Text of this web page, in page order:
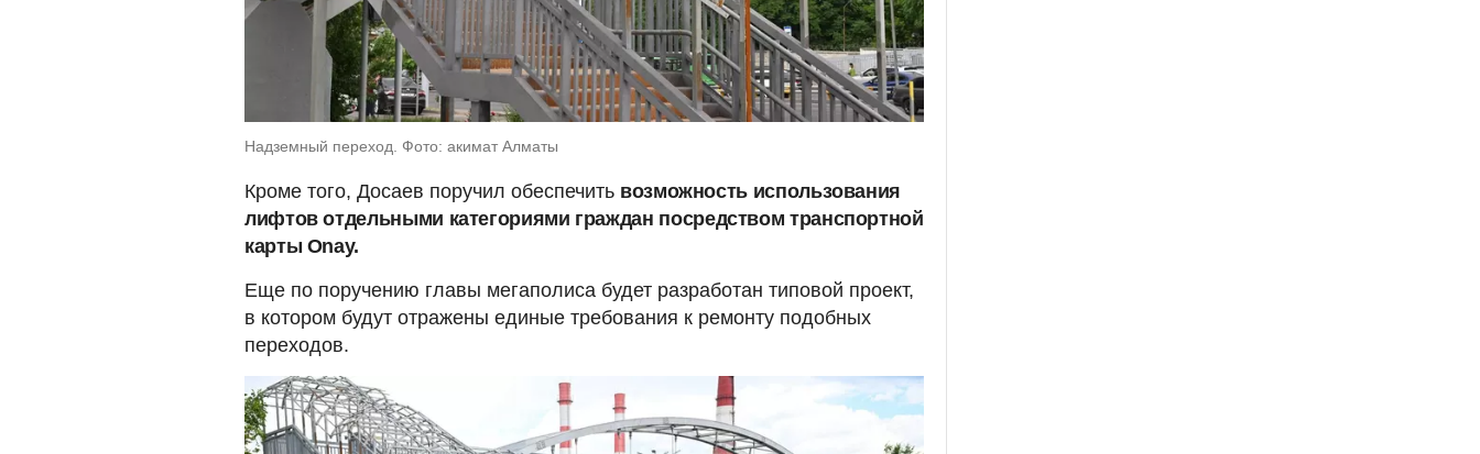
Надземный переход. Фото: акимат Алматы
Кроме того, Досаев поручил обеспечить возможность использования
лифтов отдельными категориями граждан посредством транспортной
карты Onay.
Еще по поручению главы мегаполиса будет разработан типовой проект,
в котором будут отражены единые требования к ремонту подобных
переходов.